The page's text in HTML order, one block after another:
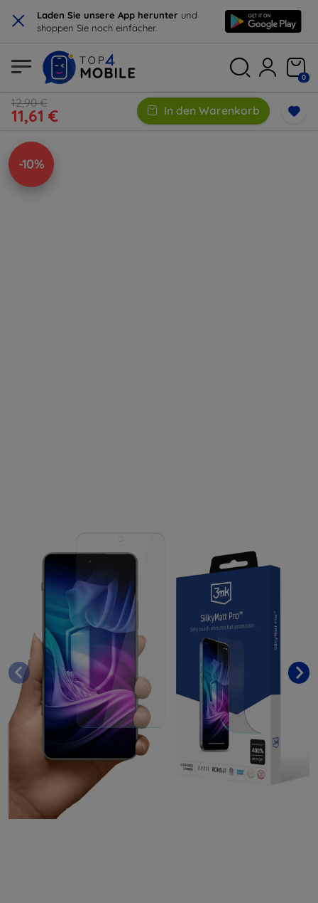
× Laden Sie unsere App herunter und
shoppen Sie noch einfacher.
0
12,90 €
11,61 € In den Warenkorb
-10%